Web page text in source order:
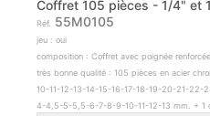
Coffret 105 pièces - 1/4" et
Réf. 55M0105
jeu : oui
composition : Coffret avec poignée
très bonne qualité : 105 pièces en acier
10-11-12-13-14-15-16-17-18-19-20-21-
4-4,5-5-5,5-6-7-8-9-10-11-12-13 mm. + 1